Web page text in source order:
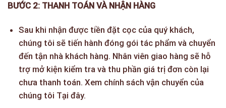
BƯỚC 2: THANH TOÁN VÀ NHẬN HÀNG
Sau khi nhận được tiền đặt cọc của quý khách,
chúng tôi sẽ tiến hành đóng gói tác phẩm và chuyển
đến tận nhà khách hàng. Nhân viên giao hàng sẽ hỗ
trợ mở kiện kiểm tra và thu phần giá trị đơn còn lại
chưa thanh toán. Xem chính sách vận chuyển của
chúng tôi Tại đây.